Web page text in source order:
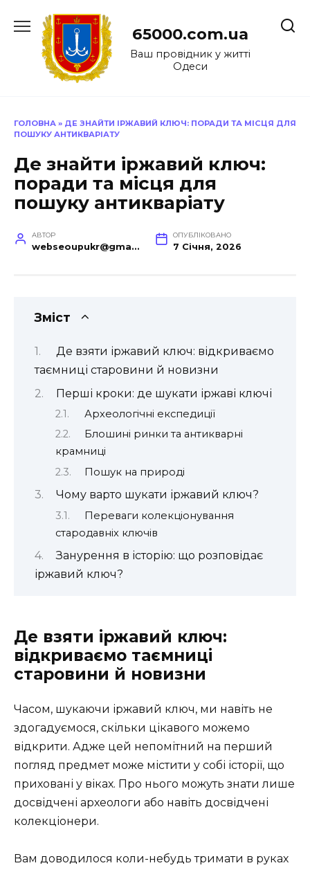
до
65000.com.ua
Ваш провідник у житті
Одеси
ГОЛОВНА » ДЕ ЗНАЙТИ ІРЖАВИЙ КЛЮЧ: ПОРАДИ ТА МІСЦЯ ДЛЯ
ПОШУКУ АНТИКВАРІАТУ
Де знайти іржавий ключ:
поради та місця для
пошуку антикваріату
АВТОР
webseoupukr@gmail.com
ОПУБЛІКОВАНО
7 Січня, 2026
Зміст
Де взяти іржавий ключ: відкриваємо
таємниці старовини й новизни
Перші кроки: де шукати іржаві ключі
Археологічні експедиції
Блошині ринки та антикварні
крамниці
Пошук на природі
Чому варто шукати іржавий ключ?
Переваги колекціонування
стародавніх ключів
Занурення в історію: що розповідає
іржавий ключ?
Де взяти іржавий ключ:
відкриваємо таємниці
старовини й новизни
Часом, шукаючи іржавий ключ, ми навіть не
здогадуємося, скільки цікавого можемо
відкрити. Адже цей непомітний на перший
погляд предмет може містити у собі історії, що
приховані у віках. Про нього можуть знати лише
досвідчені археологи або навіть досвідчені
колекціонери.
Вам доводилося коли-небудь тримати в руках